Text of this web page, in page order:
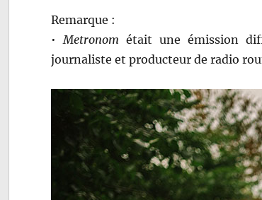
Remarque :
• Metronom était une émission
journaliste et producteur de radio